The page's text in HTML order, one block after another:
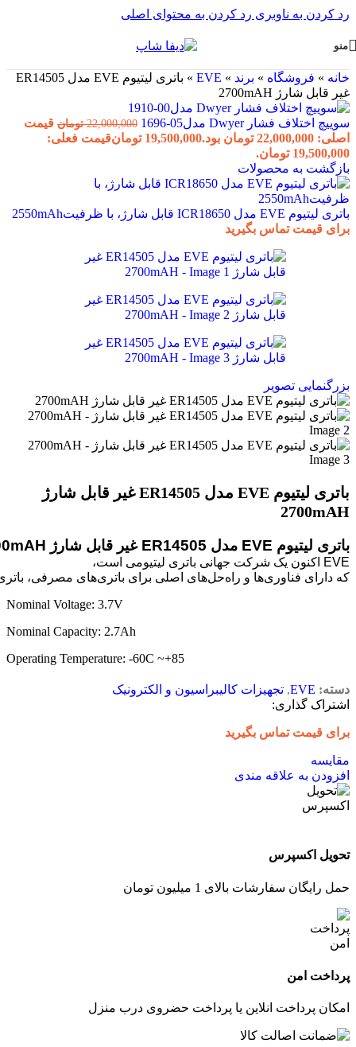
رد کردن به ناوبری رد کردن به محتوای اصلی
منو
خانه » فروشگاه » برند »
EVE
»
باتری لیتیوم EVE مدل ER14505
غیر قابل شارژ 2700mAH
سوییچ اختلاف فشار Dwyer مدل05-1696 22,000,000 تومان قیمت
اصلی: 22,000,000 تومان بود.
19,500,000 تومانقیمت فعلی:
19,500,000 تومان.
بازگشت به محصولات
باتری لیتیوم EVE مدل ICR18650 قابل شارژ، با ظرفیت2550mAh
برای قیمت تماس بگیرید
بزرگنمایی تصویر
باتری لیتیوم EVE مدل ER14505 غیر قابل شارژ
2700mAH
باتری لیتیوم EVE مدل ER14505 غیر قابل شارژ 2700mAH
که دارای فناوری‌ها و راه‌حل‌های اصلی برای باتری‌های مصرفی، باتری‌های نیرو و باتری‌های ذخیره انرژی است.
Nominal Voltage: 3.7V
Nominal Capacity: 2.7Ah
85+~ Operating Temperature: -60C
دسته: EVE
, تجهیزات کالیبراسیون و الکترونیک
اشتراک گذاری:
برای قیمت تماس بگیرید
مقایسه
افزودن به علاقه مندی
تحویل اکسپرس
حمل رایگان سفارشات بالای 1 میلیون تومان
پرداخت امن
امکان پرداخت انلاین یا پرداخت حضروی درب منزل